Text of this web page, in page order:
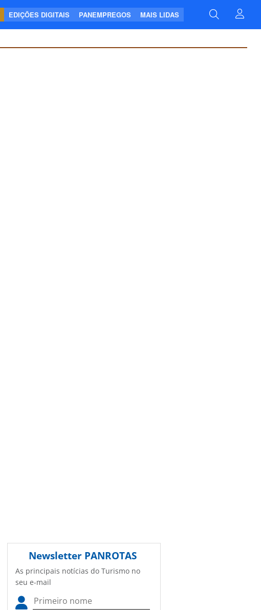
EDIÇÕES DIGITAIS PANEMPREGOS MAIS LIDAS
Newsletter PANROTAS
As principais notícias do Turismo no
seu e-mail